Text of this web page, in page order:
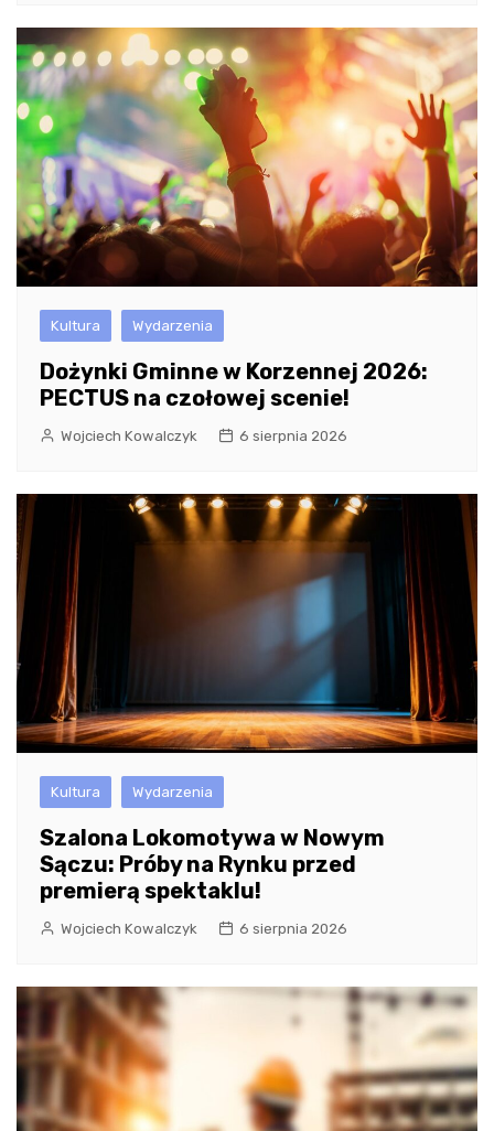
Kultura Wydarzenia
Dożynki Gminne w Korzennej 2026:
PECTUS na czołowej scenie!
Wojciech Kowalczyk 6 sierpnia 2026
Kultura Wydarzenia
Szalona Lokomotywa w Nowym
Sączu: Próby na Rynku przed
premierą spektaklu!
Wojciech Kowalczyk 6 sierpnia 2026